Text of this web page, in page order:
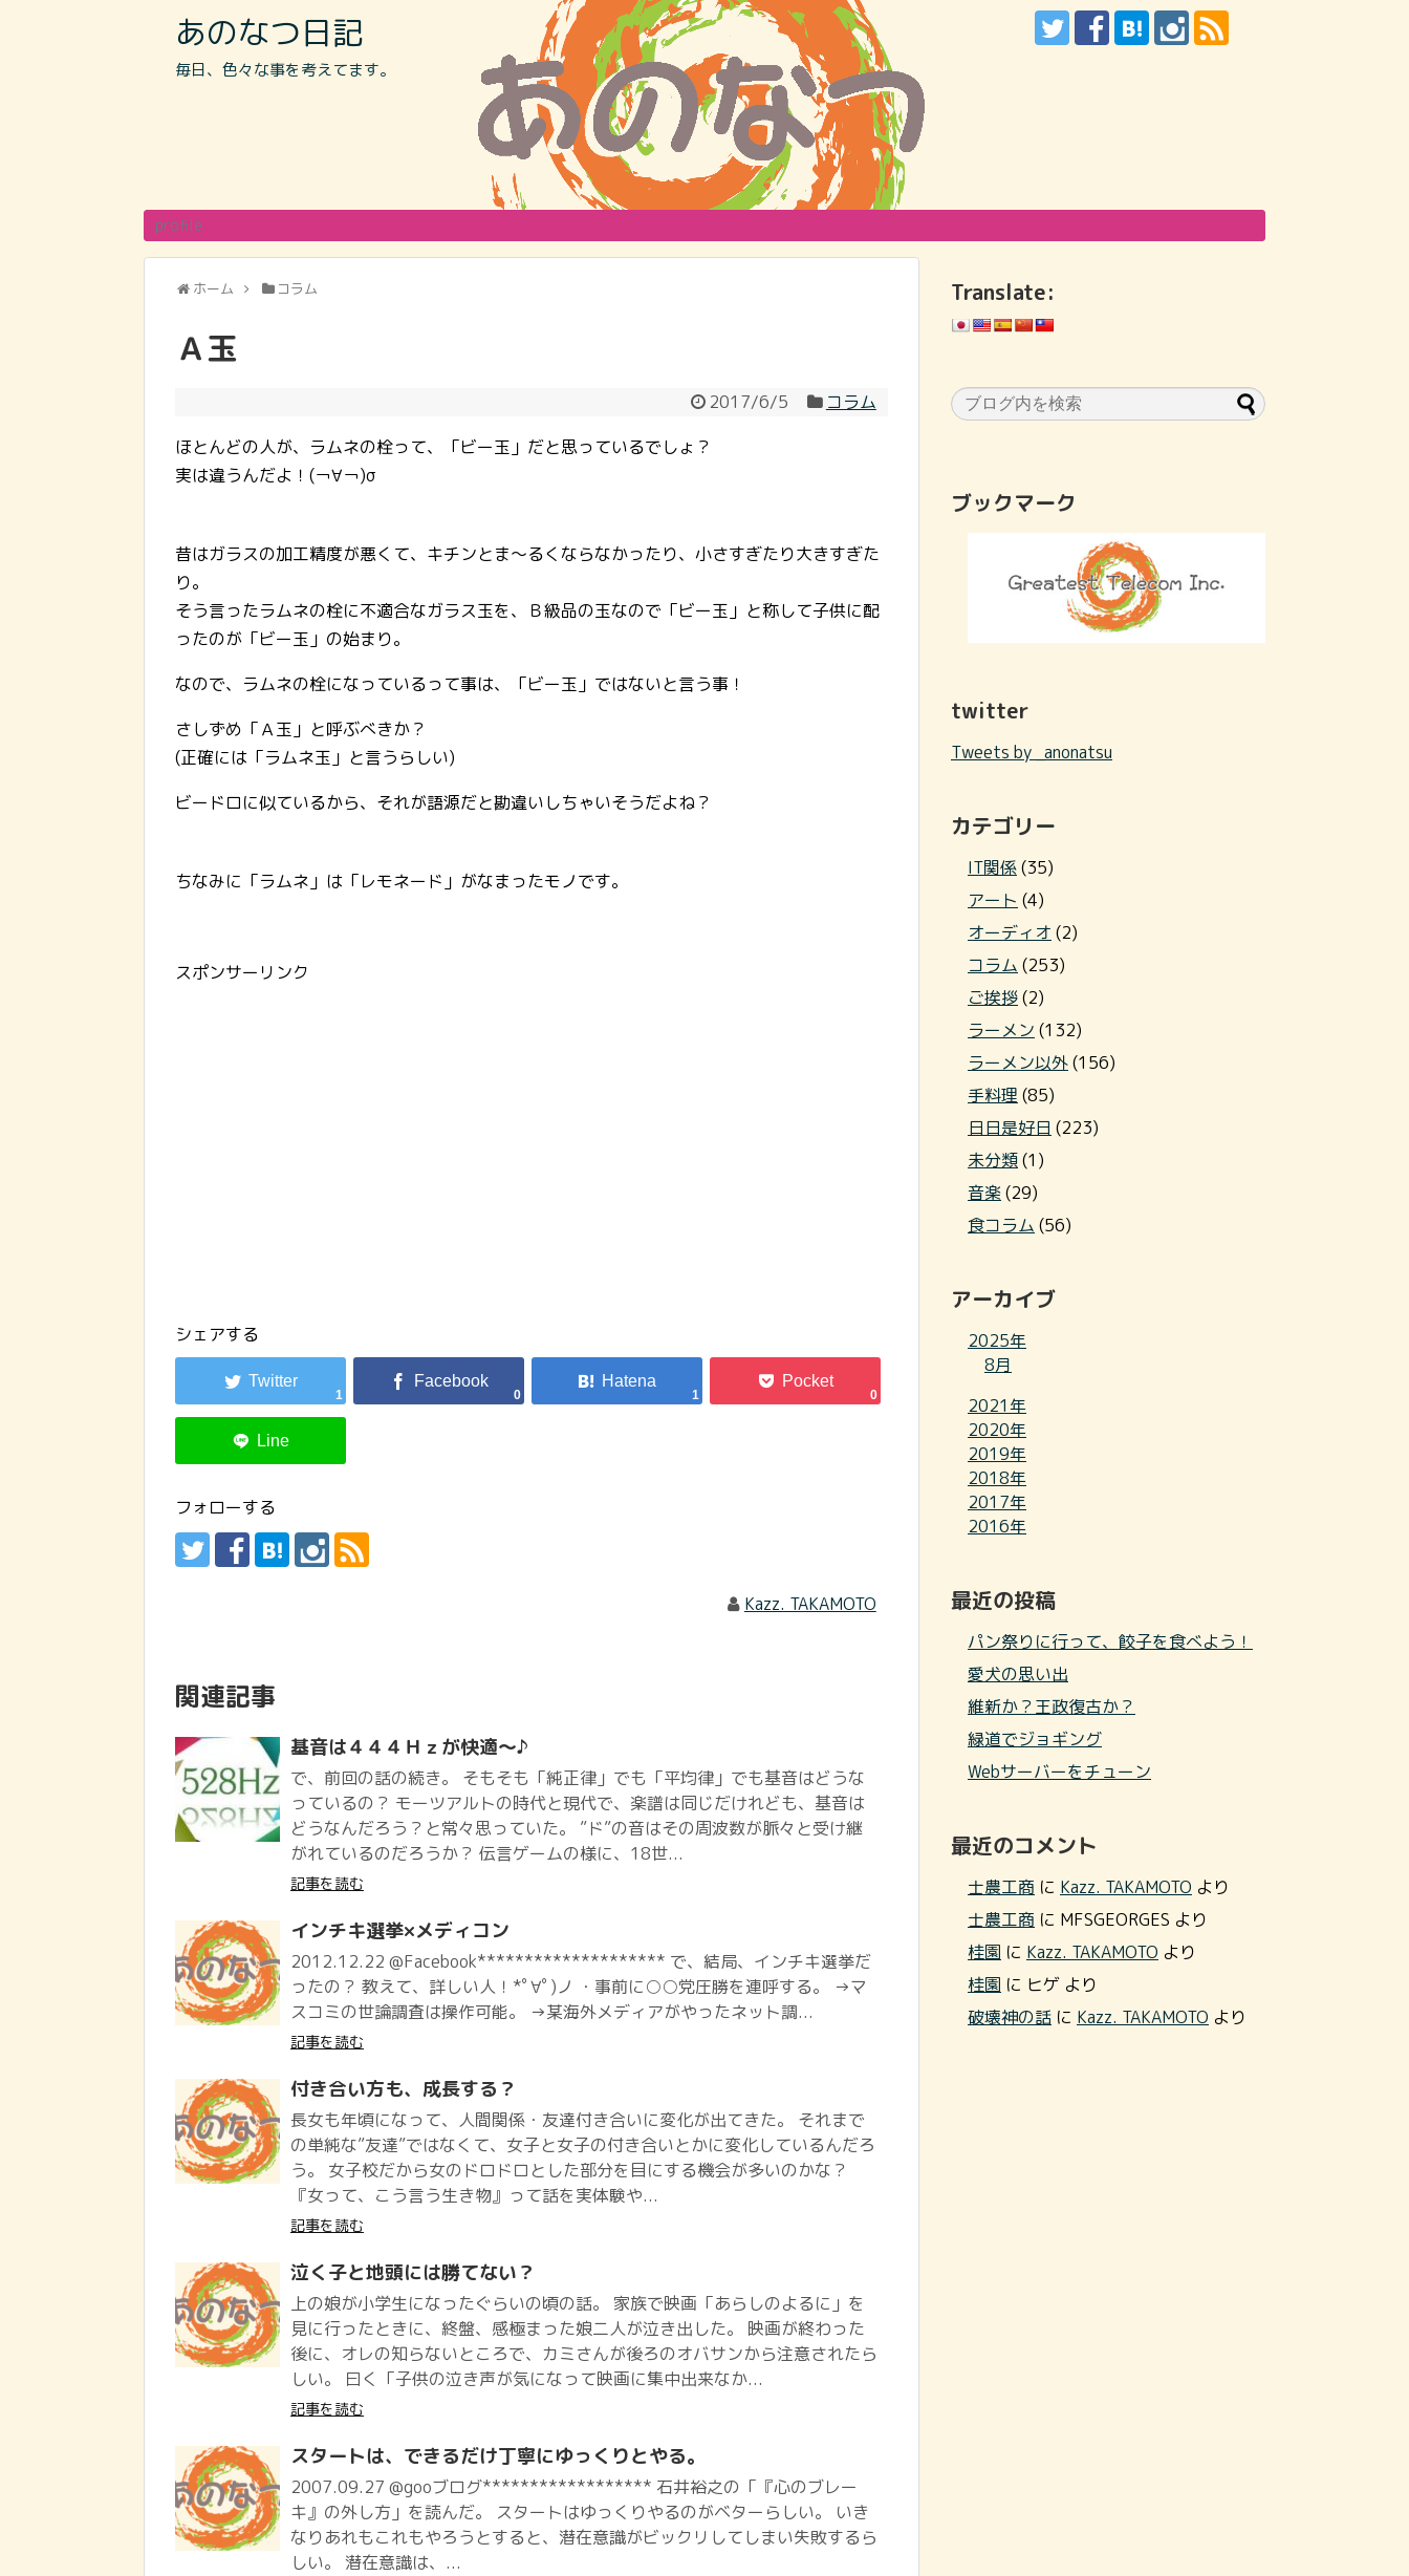
あのなつ日記
毎日、色々な事を考えてます。
profile
ホーム コラム
Ａ玉
2017/6/5
コラム
ほとんどの人が、ラムネの栓って、「ビー玉」だと思っているでしょ？
実は違うんだよ！(￢∀￢)σ
昔はガラスの加工精度が悪くて、キチンとま～るくならなかったり、小さすぎたり大きすぎた
り。
そう言ったラムネの栓に不適合なガラス玉を、Ｂ級品の玉なので「ビー玉」と称して子供に配
ったのが「ビー玉」の始まり。
なので、ラムネの栓になっているって事は、「ビー玉」ではないと言う事！
さしずめ「Ａ玉」と呼ぶべきか？
(正確には「ラムネ玉」と言うらしい)
ビードロに似ているから、それが語源だと勘違いしちゃいそうだよね？
ちなみに「ラムネ」は「レモネード」がなまったモノです。
スポンサーリンク
シェアする
1 0 1 0
フォローする
Kazz. TAKAMOTO
関連記事
基音は４４４Ｈｚが快適～♪
で、前回の話の続き。 そもそも「純正律」でも「平均律」でも基音はどうな
っているの？ モーツアルトの時代と現代で、楽譜は同じだけれども、基音は
どうなんだろう？と常々思っていた。 ”ド”の音はその周波数が脈々と受け継
がれているのだろうか？ 伝言ゲームの様に、18世...
記事を読む
インチキ選挙×メディコン
2012.12.22 @Facebook******************** で、結局、インチキ選挙だ
ったの？ 教えて、詳しい人！*ﾟ∀ﾟ)ノ ・事前に○○党圧勝を連呼する。 →マ
スコミの世論調査は操作可能。 →某海外メディアがやったネット調...
記事を読む
付き合い方も、成長する？
長女も年頃になって、人間関係・友達付き合いに変化が出てきた。 それまで
の単純な”友達”ではなくて、女子と女子の付き合いとかに変化しているんだろ
う。 女子校だから女のドロドロとした部分を目にする機会が多いのかな？
『女って、こう言う生き物』って話を実体験や...
記事を読む
泣く子と地頭には勝てない？
上の娘が小学生になったぐらいの頃の話。 家族で映画「あらしのよるに」を
見に行ったときに、終盤、感極まった娘二人が泣き出した。 映画が終わった
後に、オレの知らないところで、カミさんが後ろのオバサンから注意されたら
しい。 曰く「子供の泣き声が気になって映画に集中出来なか...
記事を読む
スタートは、できるだけ丁寧にゆっくりとやる。
2007.09.27 @gooブログ****************** 石井裕之の「『心のブレー
キ』の外し方」を読んだ。 スタートはゆっくりやるのがベターらしい。 いき
なりあれもこれもやろうとすると、潜在意識がビックリしてしまい失敗するら
しい。 潜在意識は、...
Translate:
ブックマーク
twitter
Tweets by _anonatsu
カテゴリー
IT関係(35)
アート (4)
オーディオ (2)
コラム (253)
ご挨拶(2)
ラーメン (132)
ラーメン以外(156)
手料理 (85)
日日是好日 (223)
未分類(1)
音楽(29)
食コラム (56)
アーカイブ
2025年
8月
2021年
2020年
2019年
2018年
2017年
2016年
最近の投稿
パン祭りに行って、餃子を食べよう！
愛犬の思い出
維新か？王政復古か？
緑道でジョギング
Webサーバーをチューン
最近のコメント
士農工商 に Kazz. TAKAMOTO より
士農工商 に MFSGEORGES より
桂園 に Kazz. TAKAMOTO より
桂園 に ヒゲ より
破壊神の話 に Kazz. TAKAMOTO より